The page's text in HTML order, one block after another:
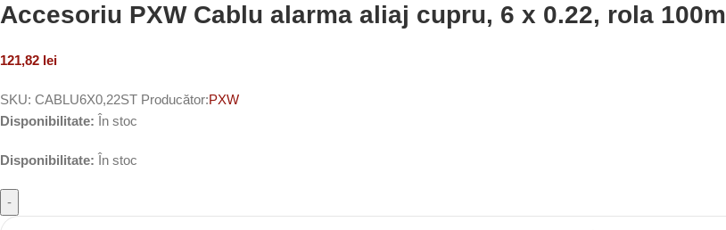
Accesoriu PXW Cablu alarma aliaj cupru, 6 x 0.22, rola 100m
121,82 lei
SKU: CABLU6X0,22ST Producător:PXW
Disponibilitate: În stoc
Disponibilitate: În stoc